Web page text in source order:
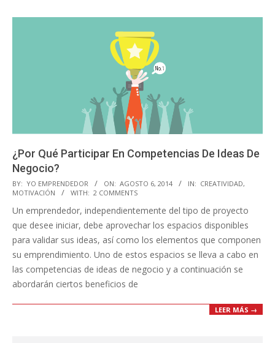
¿Por Qué Participar En Competencias De Ideas De
Negocio?
2014-
08-
06
BY: YO EMPRENDEDOR ON: AGOSTO 6, 2014 IN: CREATIVIDAD,
MOTIVACIÓN
WITH: 2 COMMENTS
Un emprendedor, independientemente del tipo de proyecto
que desee iniciar, debe aprovechar los espacios disponibles
para validar sus ideas, así como los elementos que componen
su emprendimiento. Uno de estos espacios se lleva a cabo en
las competencias de ideas de negocio y a continuación se
abordarán ciertos beneficios de
LEER MÁS →